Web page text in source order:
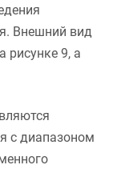
Внешний вид
рисунке 9, а
с диапазоном